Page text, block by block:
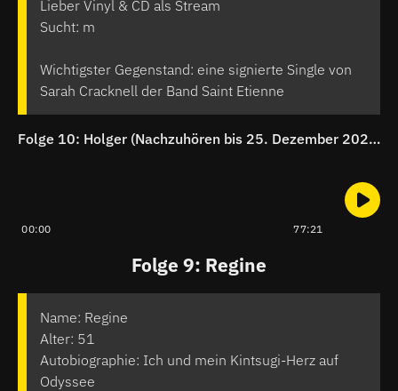
Lieber Vinyl & CD als Stream
Sucht: m
Wichtigster Gegenstand: eine signierte Single von
Sarah Cracknell der Band Saint Etienne
Folge 10: Holger (Nachzuhören bis 25. Dezember 2022)
00:00 77:21
Folge 9: Regine
Name: Regine
Alter: 51
Autobiographie: Ich und mein Kintsugi-Herz auf
Odyssee